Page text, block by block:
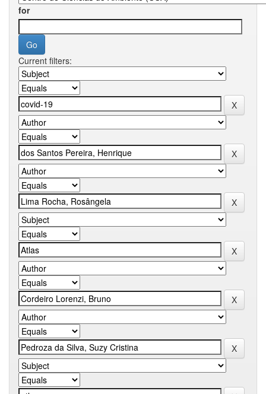
for
Current filters: